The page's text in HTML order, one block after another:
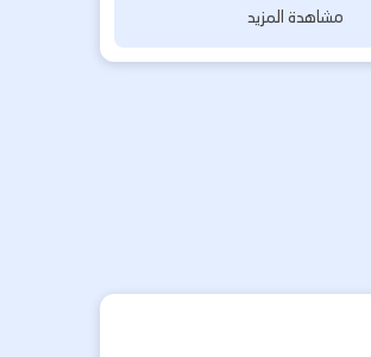
مشاهدة المزيد